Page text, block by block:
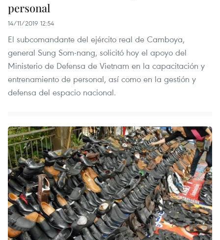
personal
14/11/2019 12:54
El subcomandante del ejército real de Camboya,
general Sung Som-nang, solicitó hoy el apoyo del
Ministerio de Defensa de Vietnam en la capacitación y
entrenamiento de personal, así como en la gestión y
defensa del espacio nacional.